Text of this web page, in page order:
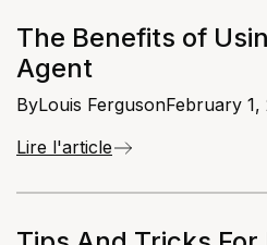
The Benefits of
Agent
ByLouis FergusonFebruary 1,
Lire l'article